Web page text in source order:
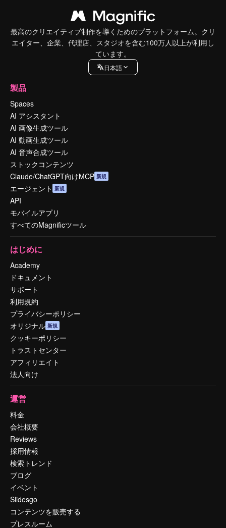
最高のクリエイティブ制作を導くためのプラットフォーム。クリ
エイター、企業、代理店、スタジオを含む100万人以上が利用し
ています。
日本語
製品
Spaces
AI アシスタント
AI 画像生成ツール
AI 動画生成ツール
AI 音声合成ツール
ストックコンテンツ
Claude/ChatGPT向けMCP 新規
エージェント 新規
API
モバイルアプリ
すべてのMagnificツール
はじめに
Academy
ドキュメント
サポート
利用規約
プライバシーポリシー
オリジナル 新規
クッキーポリシー
トラストセンター
アフィリエイト
法人向け
運営
料金
会社概要
Reviews
採用情報
検索トレンド
ブログ
イベント
Slidesgo
コンテンツを販売する
プレスルーム